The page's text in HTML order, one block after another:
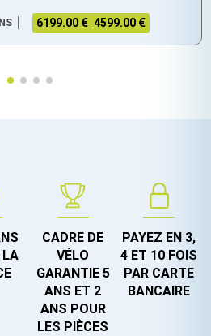
6199.00 € 4599.00 €
LA
CADRE DE
VÉLO
GARANTIE 5
ANS ET 2
ANS POUR
LES PIÈCES
PAYEZ EN 3,
4 ET 10 FOIS
PAR CARTE
BANCAIRE